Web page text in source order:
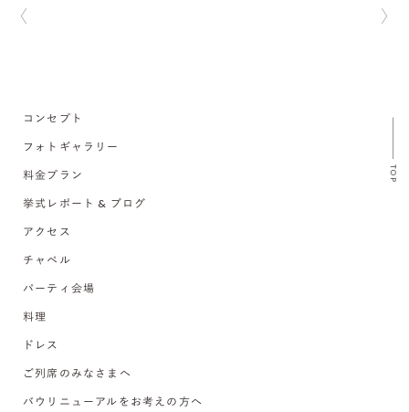
TOP
コンセプト
フォトギャラリー
料金プラン
挙式レポート & ブログ
アクセス
チャペル
パーティ会場
料理
ドレス
ご列席のみなさまへ
バウリニューアルをお考えの方へ